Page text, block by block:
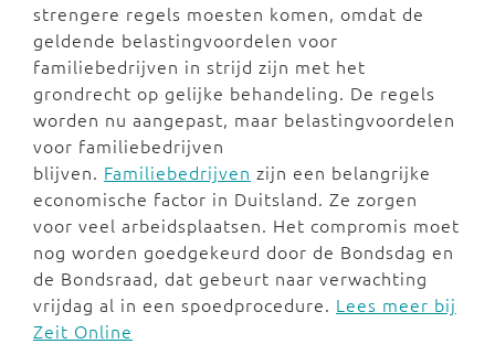
strengere regels moesten komen, omdat de
geldende belastingvoordelen voor
familiebedrijven in strijd zijn met het
grondrecht op gelijke behandeling. De regels
worden nu aangepast, maar belastingvoordelen
voor familiebedrijven
blijven. Familiebedrijven zijn een belangrijke
economische factor in Duitsland. Ze zorgen
voor veel arbeidsplaatsen. Het compromis moet
nog worden goedgekeurd door de Bondsdag en
de Bondsraad, dat gebeurt naar verwachting
vrijdag al in een spoedprocedure. Lees meer bij
Zeit Online